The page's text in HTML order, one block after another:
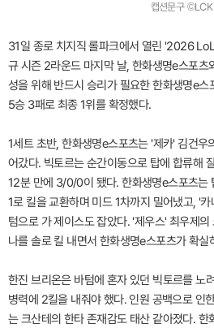
캡션문구 ©LCK
31일 종로 치지직 롤파크에서 열린 '2026
규 시즌 2라운드 마지막 날, 한화생명e스포츠
성을 위해 반드시 승리가 필요한 한화생명e
5승 3패로 최종 1위를 확정했다.
1세트 초반, 한화생명e스포츠는 '제카' 김건우
어갔다. 빅토르는 순간이동으로 탑에 합류해
12분 만에 3/0/0이 됐다. 한화생명e스포츠는
1로 킬을 교환하며 미드 1차까지 밀어냈고, '
텀으로 가 제이스도 잡았다. '제우스' 최우제
나를 솔로 킬 내면서 한화생명e스포츠가 확실
한진 브리온은 바텀에 혼자 있던 빅토르를 노
병력에 2킬을 내줘야 했다. 인원 공백으로 인
는 크산테의 한타 존재감도 태산 같아졌다. 한